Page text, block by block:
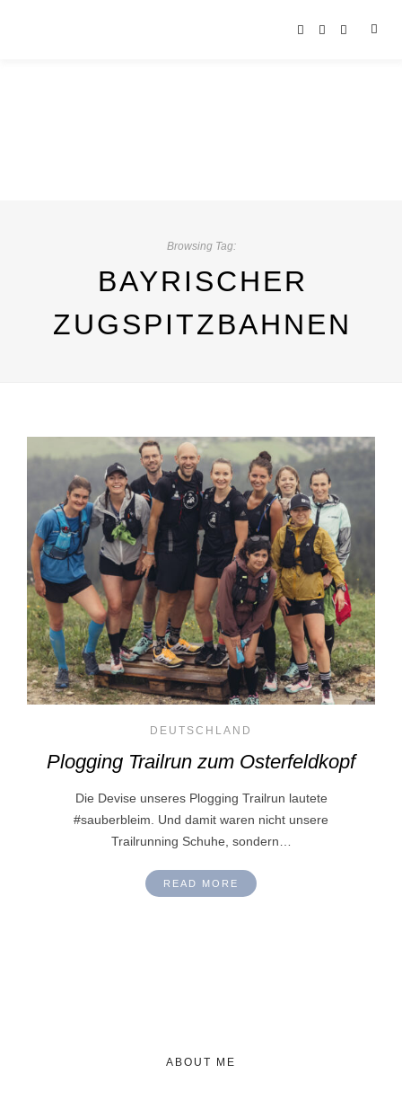
Browsing Tag:
BAYRISCHER
ZUGSPITZBAHNEN
DEUTSCHLAND
Plogging Trailrun zum Osterfeldkopf
Die Devise unseres Plogging Trailrun lautete
#sauberbleim. Und damit waren nicht unsere
Trailrunning Schuhe, sondern…
READ MORE
ABOUT ME